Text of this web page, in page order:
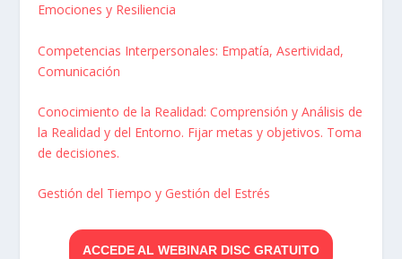
Emociones y Resiliencia
Competencias Interpersonales: Empatía, Asertividad,
Comunicación
Conocimiento de la Realidad: Comprensión y Análisis de
la Realidad y del Entorno. Fijar metas y objetivos. Toma
de decisiones.
Gestión del Tiempo y Gestión del Estrés
ACCEDE AL WEBINAR DISC GRATUITO